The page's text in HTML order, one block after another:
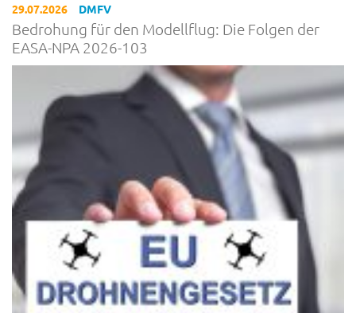
29.07.2026 DMFV
Bedrohung für den Modellflug: Die Folgen der
EASA-NPA 2026-103